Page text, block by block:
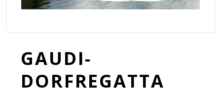
GAUDI-
DORFREGATTA